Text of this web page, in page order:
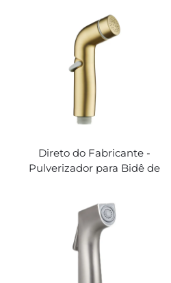
Mangueira de 59
polegadas (Instalação
sem Ferramentas)
Direto do Fabricante -
Pulverizador para Bidê de
Mangueira de 59
polegadas (Resistente à
Ferrugem)